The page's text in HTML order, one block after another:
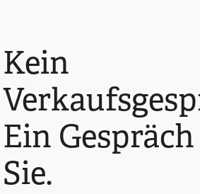
Kein
Ein
Sie.